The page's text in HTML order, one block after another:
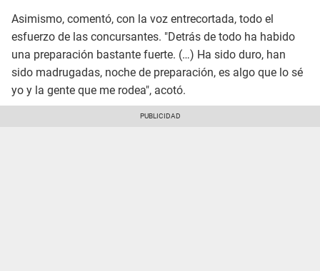
Asimismo, comentó, con la voz entrecortada, todo el
esfuerzo de las concursantes. "Detrás de todo ha habido
una preparación bastante fuerte. (…) Ha sido duro, han
sido madrugadas, noche de preparación, es algo que lo sé
yo y la gente que me rodea", acotó.